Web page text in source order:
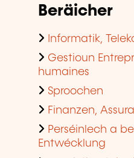
Beräicher
Informatik,
Gestioun
humaines
Sproochen
Finanzen,
Perséinlech a
Entwécklung